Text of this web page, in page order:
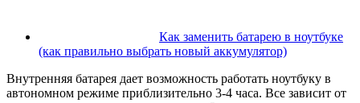
Как заменить батарею в ноутбуке
(как правильно выбрать новый аккумулятор)
Внутренняя батарея дает возможность работать ноутбуку в
автономном режиме приблизительно 3-4 часа. Все зависит от